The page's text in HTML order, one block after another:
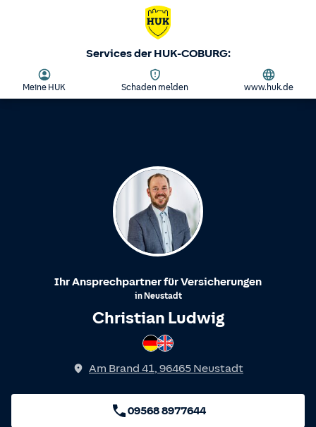
Services der HUK-COBURG:
Meine HUK Schaden melden www.huk.de
Ihr Ansprechpartner für Versicherungen
in Neustadt
Christian Ludwig
Spricht
Deutsch
Englisch
Am Brand 41, 96465 Neustadt
09568 8977644